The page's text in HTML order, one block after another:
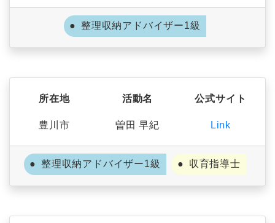
整理収納アドバイザー1級
所在地
豊川市
活動名
曽田 早紀
公式サイト
Link
整理収納アドバイザー1級 収育指導士